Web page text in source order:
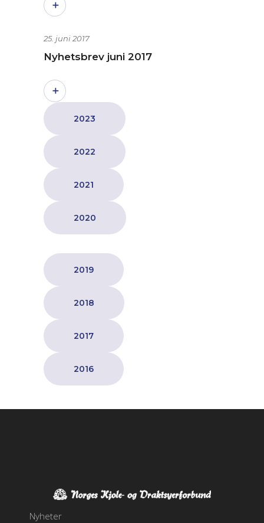
25. juni 2017
Nyhetsbrev juni 2017
2023
2022
2021
2020
2019
2018
2017
2016
Nyheter